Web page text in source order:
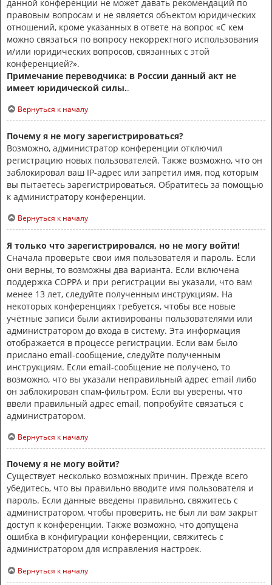
данной конференции не может давать рекомендаций по
правовым вопросам и не является объектом юридических
отношений, кроме указанных в ответе на вопрос «С кем
можно связаться по вопросу некорректного использования
и/или юридических вопросов, связанных с этой
конференцией?».
Примечание переводчика: в России данный акт не
имеет юридической силы..
Вернуться к началу
Почему я не могу зарегистрироваться?
Возможно, администратор конференции отключил
регистрацию новых пользователей. Также возможно, что он
заблокировал ваш IP-адрес или запретил имя, под которым
вы пытаетесь зарегистрироваться. Обратитесь за помощью
к администратору конференции.
Вернуться к началу
Я только что зарегистрировался, но не могу войти!
Сначала проверьте свои имя пользователя и пароль. Если
они верны, то возможны два варианта. Если включена
поддержка COPPA и при регистрации вы указали, что вам
менее 13 лет, следуйте полученным инструкциям. На
некоторых конференциях требуется, чтобы все новые
учётные записи были активированы пользователями или
администратором до входа в систему. Эта информация
отображается в процессе регистрации. Если вам было
прислано email-сообщение, следуйте полученным
инструкциям. Если email-сообщение не получено, то
возможно, что вы указали неправильный адрес email либо
он заблокирован спам-фильтром. Если вы уверены, что
ввели правильный адрес email, попробуйте связаться с
администратором.
Вернуться к началу
Почему я не могу войти?
Существует несколько возможных причин. Прежде всего
убедитесь, что вы правильно вводите имя пользователя и
пароль. Если данные введены правильно, свяжитесь с
администратором, чтобы проверить, не был ли вам закрыт
доступ к конференции. Также возможно, что допущена
ошибка в конфигурации конференции, свяжитесь с
администратором для исправления настроек.
Вернуться к началу